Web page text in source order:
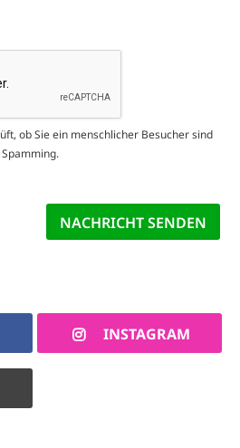
ob Sie ein menschlicher Besucher sind
INSTAGRAM